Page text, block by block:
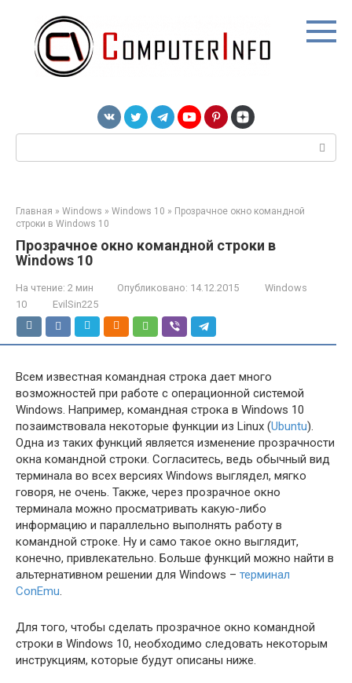
контенту
Главная » Windows » Windows 10 » Прозрачное окно командной
строки в Windows 10
Прозрачное окно командной строки в
Windows 10
На чтение: 2 мин Опубликовано: 14.12.2015
Windows
10
EvilSin225
Всем известная командная строка дает много
возможностей при работе с операционной системой
Windows. Например, командная строка в Windows 10
позаимствовала некоторые функции из Linux (Ubuntu).
Одна из таких функций является изменение прозрачности
окна командной строки. Согласитесь, ведь обычный вид
терминала во всех версиях Windows выглядел, мягко
говоря, не очень. Также, через прозрачное окно
терминала можно просматривать какую-либо
информацию и параллельно выполнять работу в
командной строке. Ну и само такое окно выглядит,
конечно, привлекательно. Больше функций можно найти в
альтернативном решении для Windows – терминал
ConEmu.
Для того, чтобы сделать прозрачное окно командной
строки в Windows 10, необходимо следовать некоторым
инструкциям, которые будут описаны ниже.